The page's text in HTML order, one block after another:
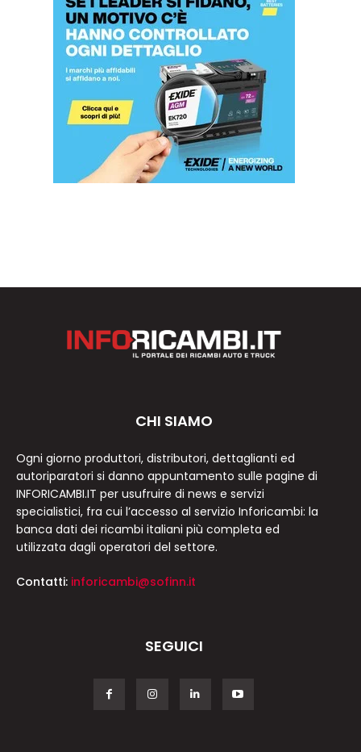
CHI SIAMO
Ogni giorno produttori, distributori, dettaglianti ed
autoriparatori si danno appuntamento sulle pagine di
INFORICAMBI.IT per usufruire di news e servizi
specialistici, fra cui l’accesso al servizio Inforicambi: la
banca dati dei ricambi italiani più completa ed
utilizzata dagli operatori del settore.
Contatti: inforicambi@sofinn.it
SEGUICI